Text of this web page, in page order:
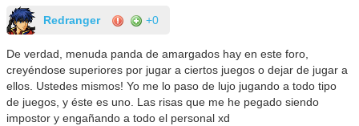
Redranger +0
De verdad, menuda panda de amargados hay en este foro,
creyéndose superiores por jugar a ciertos juegos o dejar de jugar a
ellos. Ustedes mismos! Yo me lo paso de lujo jugando a todo tipo
de juegos, y éste es uno. Las risas que me he pegado siendo
impostor y engañando a todo el personal xd